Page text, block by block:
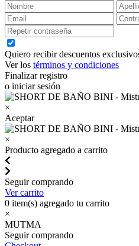
Quiero recibir descuentos
Ver los términos y condiciones
Finalizar registro
o iniciar sesión
×
Aceptar
×
Producto agregado a carrito
Seguir comprando
Ver carrito
0 item(s) agregado tu carrito
×
MUTMA
Seguir comprando